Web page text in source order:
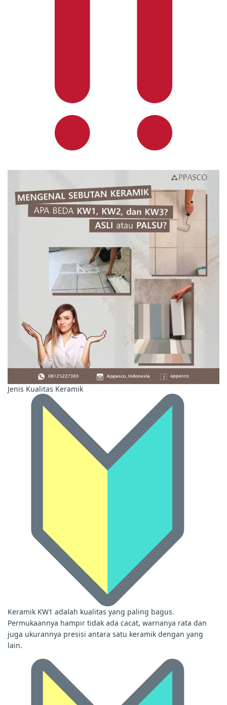
Jenis Kualitas Keramik
Keramik KW1 adalah kualitas yang paling bagus.
Permukaannya hampir tidak ada cacat, warnanya rata dan
juga ukurannya presisi antara satu keramik dengan yang
lain.